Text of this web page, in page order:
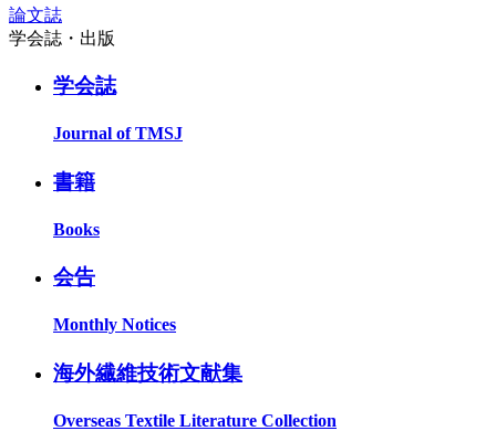
論文誌
学会誌・出版
学会誌
Journal of TMSJ
書籍
Books
会告
Monthly Notices
海外繊維技術文献集
Overseas Textile Literature Collection